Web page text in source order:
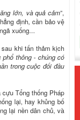
lớn, và quả cảm”,
định, cần bảo vệ
xuống...
khi tấn thảm kịch
thông - chúng có
trong cuộc đối đầu
cựu Tổng thống Pháp
lại, hay khủng bố
lại nền dân chủ, và